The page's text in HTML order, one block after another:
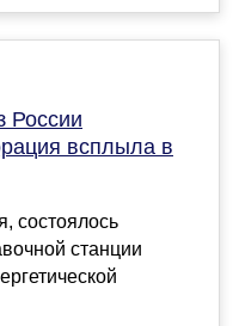
России
всплыла в
состоялось
станции